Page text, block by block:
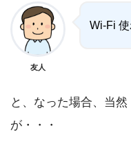
友人
Wi-Fi
と、なった場合、当
が・・・